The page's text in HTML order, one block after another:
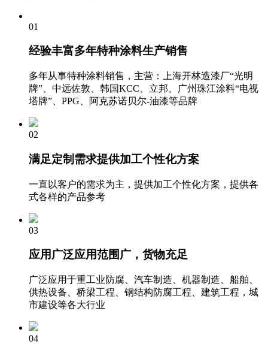
01
经验丰富多年特种涂料生产销售
多年从事特种涂料销售，主营：上海开林造漆厂“光明
牌”、中远佐敦、韩国KCC、立邦、广州珠江涂料“电视
塔牌”、PPG、阿克苏诺贝尔-油漆等品牌
02
满足定制需求提供加工个性化方案
一直以客户的需求为主，提供加工个性化方案，提供各
式各样的产品参考
03
应用广泛应用范围广，货物充足
广泛应用于重工业防腐、汽车制造、机器制造、船舶、
供热设备、桥梁工程、钢结构防腐工程、建筑工程，城
市建设等各大行业
04